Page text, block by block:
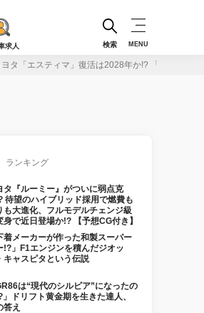
求人 検索 MENU
ヨタ「エスティマ」復活は2028年か!? 「アルファ
ランキング
タ『ルーミー』がついに弱点克
待望のハイブリッド採用で燃費も
も大進化、フルモデルチェンジ級
身で近日登場か!? 【予想CG付き】
着メーカーが作った和製スーパー
!?」F1エンジンを積んだジオッ
キャスピタという伝説
は“現代のシルビア”になったの
」ドリフト黄金期を生きた達人、
答え